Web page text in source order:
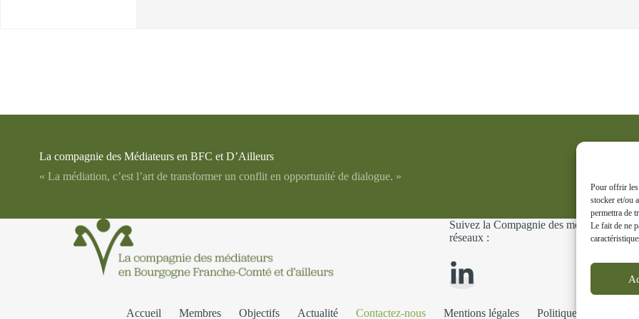
Pour offrir les
stocker et/ou
permettra de
Le fait de ne
La compagnie des Médiateurs en BFC et D’Ailleurs
« La médiation, c’est l’art de transformer un conflit en opportunité de dialogue. »
Suivez la Compagnie des médiateurs en
réseaux :
Accueil Membres Objectifs Actualité Contactez-nous Mentions légales Politique de